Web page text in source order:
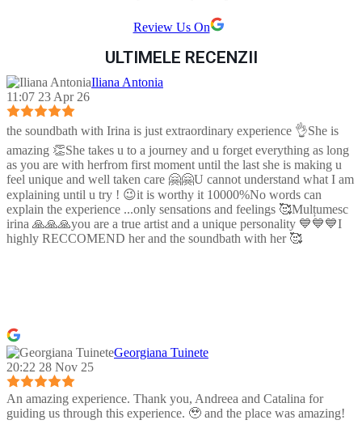
Review Us On
ULTIMELE RECENZII
Iliana Antonia
11:07 23 Apr 26
the soundbath with Irina is just extraordinary experience 👌She is
amazing 👏She takes u to a journey and u forget everything as long
as you are with herfrom first moment until the last she is making u
feel unique and well taken care 🤗🤗U cannot understand what I am
explaining until u try ! 😉it is worthy it 10000%No words can
explain the experience ...only sensations and feelings 🥰Mulțumesc
irina 🙏🙏🙏you are a true artist and a unique personality 💙💙💙I
highly RECCOMEND her and the soundbath with her 🥰
Georgiana Tuinete
20:22 28 Nov 25
An amazing experience. Thank you, Andreea and Catalina for
guiding us through this experience. 🥹 and the place was amazing!